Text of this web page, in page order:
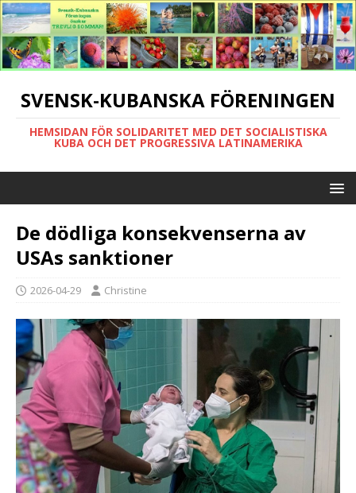
SVENSK-KUBANSKA FÖRENINGEN
HEMSIDAN FÖR SOLIDARITET MED DET SOCIALISTISKA
KUBA OCH DET PROGRESSIVA LATINAMERIKA
De dödliga konsekvenserna av
USAs sanktioner
2026-04-29 Christine